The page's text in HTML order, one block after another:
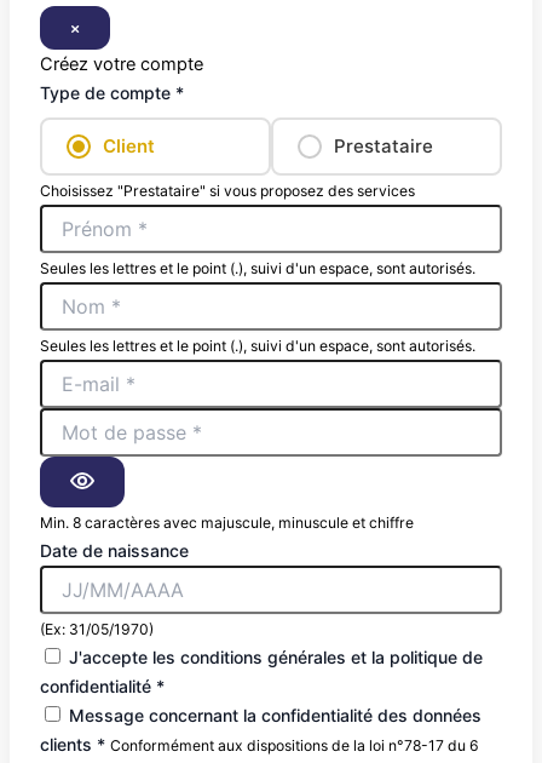
×
Créez votre compte
Type de compte *
Client Prestataire
Choisissez "Prestataire" si vous proposez des services
Seules les lettres et le point (.), suivi d'un espace, sont autorisés.
Seules les lettres et le point (.), suivi d'un espace, sont autorisés.
Min. 8 caractères avec majuscule, minuscule et chiffre
Date de naissance
(Ex: 31/05/1970)
J'accepte les conditions générales et la politique de
confidentialité *
Message concernant la confidentialité des données
clients * Conformément aux dispositions de la loi n°78-17 du 6